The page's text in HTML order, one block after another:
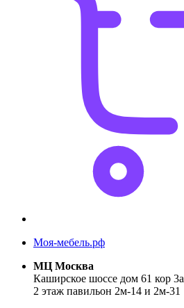
Моя-мебель.рф
МЦ Москва
Каширское шоссе дом 61 кор 3а
2 этаж павильон 2м-14 и 2м-31